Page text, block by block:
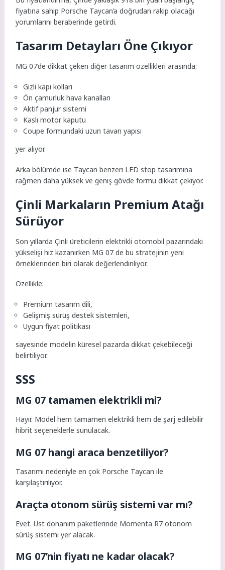
fiyatına sahip Porsche Taycan’a doğrudan rakip olacağı
yorumlarını beraberinde getirdi.
Tasarım Detayları Öne Çıkıyor
MG 07’de dikkat çeken diğer tasarım özellikleri arasında:
Gizli kapı kolları
Ön çamurluk hava kanalları
Aktif panjur sistemi
Kaslı motor kaputu
Coupe formundaki uzun tavan yapısı
yer alıyor.
Arka bölümde ise Taycan benzeri LED stop tasarımına
rağmen daha yüksek ve geniş gövde formu dikkat çekiyor.
Çinli Markaların Premium Atağı
Sürüyor
Son yıllarda Çinli üreticilerin elektrikli otomobil pazarındaki
yükselişi hız kazanırken MG 07 de bu stratejinin yeni
örneklerinden biri olarak değerlendiriliyor.
Özellikle:
Premium tasarım dili,
Gelişmiş sürüş destek sistemleri,
Uygun fiyat politikası
sayesinde modelin küresel pazarda dikkat çekebileceği
belirtiliyor.
SSS
MG 07 tamamen elektrikli mi?
Hayır. Model hem tamamen elektrikli hem de şarj edilebilir
hibrit seçeneklerle sunulacak.
MG 07 hangi araca benzetiliyor?
Tasarımı nedeniyle en çok Porsche Taycan ile
karşılaştırılıyor.
Araçta otonom sürüş sistemi var mı?
Evet. Üst donanım paketlerinde Momenta R7 otonom
sürüş sistemi yer alacak.
MG 07’nin fiyatı ne kadar olacak?